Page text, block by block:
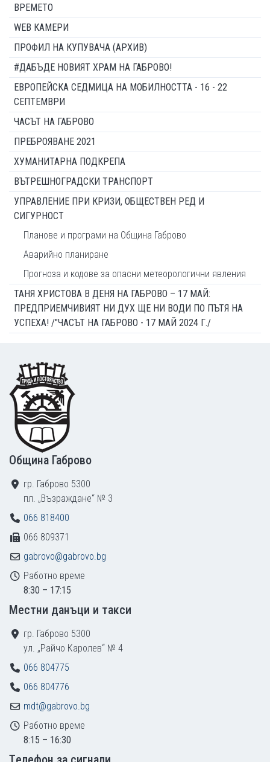
ВРЕМЕТО
WEB КАМЕРИ
ПРОФИЛ НА КУПУВАЧА (АРХИВ)
#ДАБЪДЕ НОВИЯТ ХРАМ НА ГАБРОВО!
ЕВРОПЕЙСКА СЕДМИЦА НА МОБИЛНОСТТА - 16 - 22
СЕПТЕМВРИ
ЧАСЪТ НА ГАБРОВО
ПРЕБРОЯВАНЕ 2021
ХУМАНИТАРНА ПОДКРЕПА
ВЪТРЕШНОГРАДСКИ ТРАНСПОРТ
УПРАВЛЕНИЕ ПРИ КРИЗИ, ОБЩЕСТВЕН РЕД И
СИГУРНОСТ
Планове и програми на Община Габрово
Аварийно планиране
Прогноза и кодове за опасни метеорологични явления
ТАНЯ ХРИСТОВА В ДЕНЯ НА ГАБРОВО – 17 МАЙ:
ПРЕДПРИЕМЧИВИЯТ НИ ДУХ ЩЕ НИ ВОДИ ПО ПЪТЯ НА
УСПЕХА! /"ЧАСЪТ НА ГАБРОВО - 17 МАЙ 2024 Г./
Footer
Община Габрово
гр. Габрово 5300
пл. „Възраждане“ № 3
066 818400
066 809371
gabrovo@gabrovo.bg
Работно време
8:30 – 17:15
Местни данъци и такси
гр. Габрово 5300
ул. „Райчо Каролев“ № 4
066 804775
066 804776
mdt@gabrovo.bg
Работно време
8:15 – 16:30